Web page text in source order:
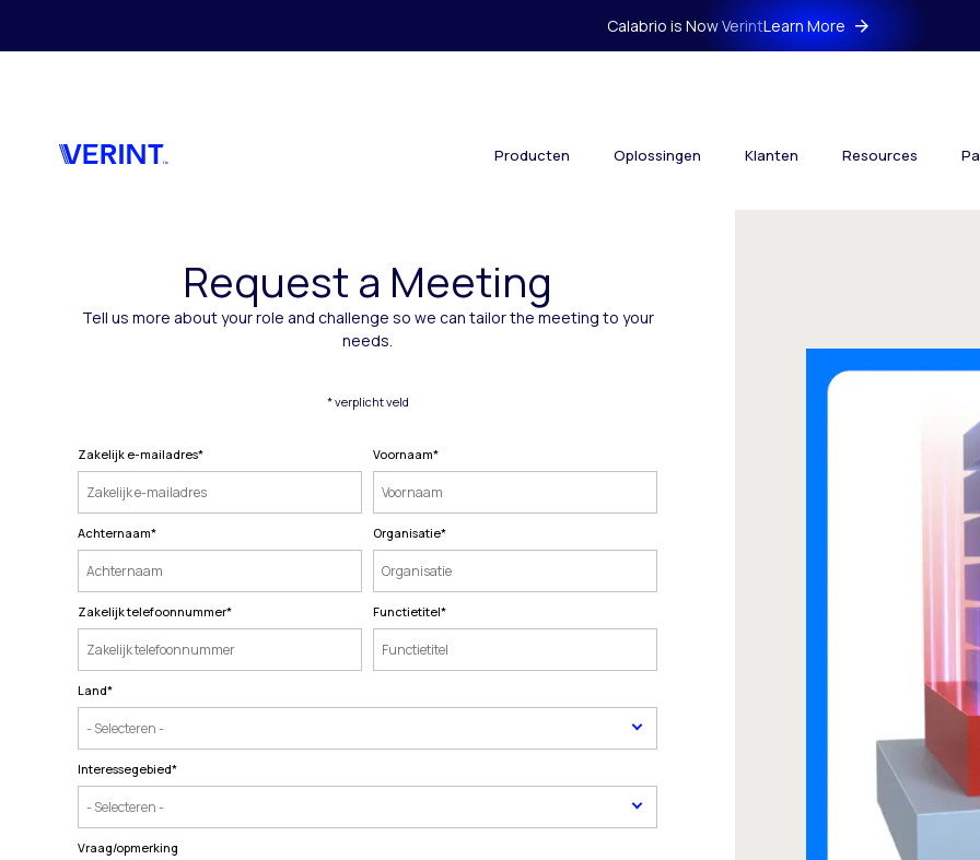
Calabrio is Now VerintLearn More
Producten Oplossingen Klanten Resources
Request a Meeting
Tell us more about your role and challenge so we can tailor the meeting to your
needs.
* verplicht veld
Zakelijk e-mailadres* Voornaam*
Achternaam* Organisatie*
Zakelijk telefoonnummer* Functietitel*
Land*
Interessegebied*
Vraag/opmerking